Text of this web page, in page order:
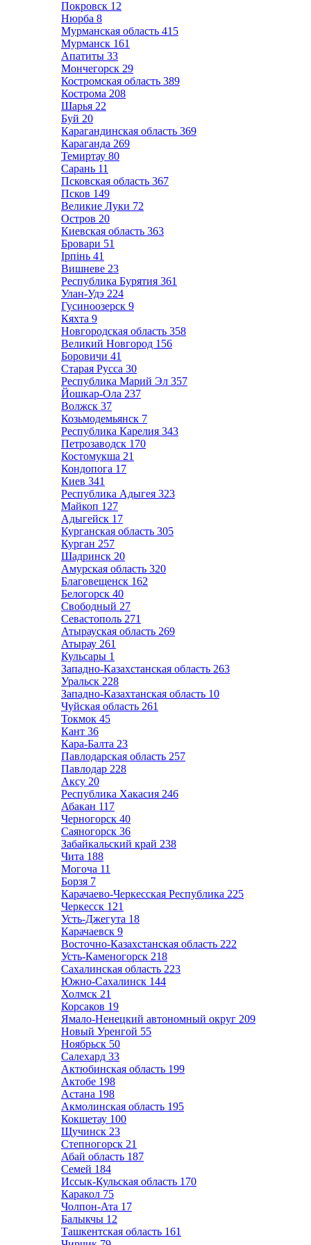
Покровск 12
Нюрба 8
Мурманская область 415
Мурманск 161
Апатиты 33
Мончегорск 29
Костромская область 389
Кострома 208
Шарья 22
Буй 20
Карагандинская область 369
Караганда 269
Темиртау 80
Сарань 11
Псковская область 367
Псков 149
Великие Луки 72
Остров 20
Киевская область 363
Бровари 51
Ірпінь 41
Вишневе 23
Республика Бурятия 361
Улан-Удэ 224
Гусиноозерск 9
Кяхта 9
Новгородская область 358
Великий Новгород 156
Боровичи 41
Старая Русса 30
Республика Марий Эл 357
Йошкар-Ола 237
Волжск 37
Козьмодемьянск 7
Республика Карелия 343
Петрозаводск 170
Костомукша 21
Кондопога 17
Киев 341
Республика Адыгея 323
Майкоп 127
Адыгейск 17
Курганская область 305
Курган 257
Шадринск 20
Амурская область 320
Благовещенск 162
Белогорск 40
Свободный 27
Севастополь 271
Атырауская область 269
Атырау 261
Кульсары 1
Западно-Казахстанская область 263
Уральск 228
Западно-Казахтанская область 10
Чуйская область 261
Токмок 45
Кант 36
Кара-Балта 23
Павлодарская область 257
Павлодар 228
Аксу 20
Республика Хакасия 246
Абакан 117
Черногорск 40
Саяногорск 36
Забайкальский край 238
Чита 188
Могоча 11
Борзя 7
Карачаево-Черкесская Республика 225
Черкесск 121
Усть-Джегута 18
Карачаевск 9
Восточно-Казахстанская область 222
Усть-Каменогорск 218
Сахалинская область 223
Южно-Сахалинск 144
Холмск 21
Корсаков 19
Ямало-Ненецкий автономный округ 209
Новый Уренгой 55
Ноябрьск 50
Салехард 33
Актюбинская область 199
Актобе 198
Астана 198
Акмолинская область 195
Кокшетау 100
Щучинск 23
Степногорск 21
Абай область 187
Семей 184
Иссык-Кульская область 170
Каракол 75
Чолпон-Ата 17
Балыкчы 12
Ташкентская область 161